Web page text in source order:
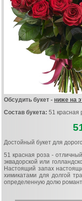
Обсудить букет - ниже на
Состав букета: 51 красная
Достойный букет для
51 красная роза -
эквадорской или
Настоящий запах
химикатами для долгой
определенную долю